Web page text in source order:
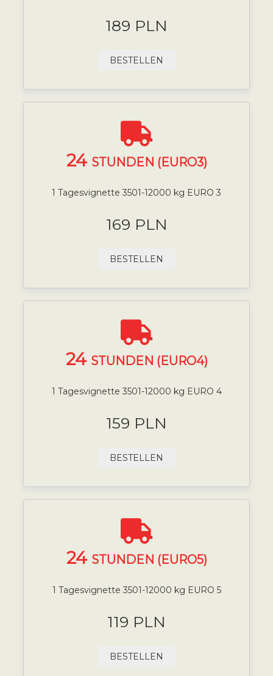
189 PLN
BESTELLEN
24 STUNDEN (EURO3)
1 Tagesvignette 3501-12000 kg EURO 3
169 PLN
BESTELLEN
24 STUNDEN (EURO4)
1 Tagesvignette 3501-12000 kg EURO 4
159 PLN
BESTELLEN
24 STUNDEN (EURO5)
1 Tagesvignette 3501-12000 kg EURO 5
119 PLN
BESTELLEN